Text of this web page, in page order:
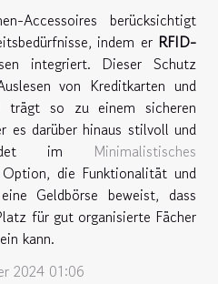
Accessoires berücksichtigt
indem er RFID-
integriert. Dieser Schutz
von Kreditkarten und
trägt so zu einem sicheren
es darüber hinaus stilvoll und
im Minimalistisches
die Funktionalität und
Geldbörse beweist, dass
für gut organisierte Fächer
kann.
2024 01:06